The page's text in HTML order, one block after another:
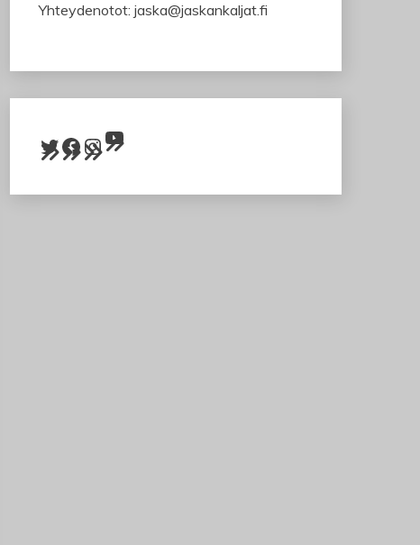
Yhteydenotot: jaska@jaskankaljat.fi
Twitter Facebook InstagramYouTube